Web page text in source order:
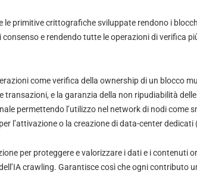
le primitive crittografiche sviluppate rendono i
consenso e rendendo tutte le operazioni di verifica
come verifica della ownership di un blocco
transazioni, e la garanzia della non ripudiabilità
permettendo l’utilizzo nel network di nodi come
l’attivazione o la creazione di data-center dedicati
per proteggere e valorizzare i dati e i contenuti
crawling. Garantisce così che ogni contributo